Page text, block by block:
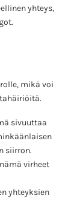
yhteys,
mikä voi
sivuuttaa
siirron.
virheet
yhteyksien